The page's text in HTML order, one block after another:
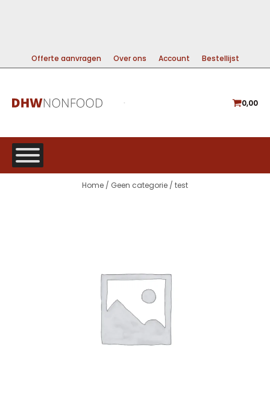
Offerte aanvragen Over ons Account Bestellijst
0,00
Home / Geen categorie / test